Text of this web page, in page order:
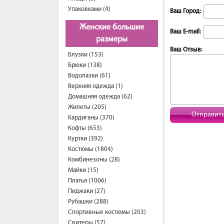
Упаковками (4)
Женские большие
размеры
Блузки (153)
Брюки (138)
Водолазки (61)
Верхняя одежда (1)
Домашняя одежда (62)
Жилеты (205)
Кардиганы (370)
Кофты (653)
Куртки (392)
Костюмы (1804)
Комбинезоны (28)
Майки (15)
Платья (1006)
Пиджаки (27)
Рубашки (288)
Спортивные костюмы (203)
Ваш Город:
Ваш E-mail:
Ваш Отзыв: